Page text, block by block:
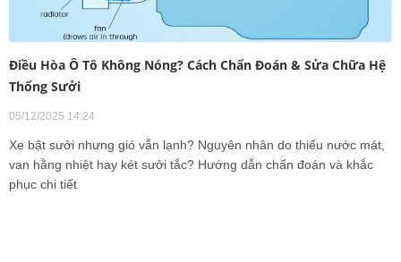
Điều Hòa Ô Tô Không Nóng? Cách Chẩn Đoán & Sửa Chữa Hệ
Thống Sưởi
05/12/2025 14:24
Xe bật sưởi nhưng gió vẫn lạnh? Nguyên nhân do thiếu nước mát,
van hằng nhiệt hay két sưởi tắc? Hướng dẫn chẩn đoán và khắc
phục chi tiết